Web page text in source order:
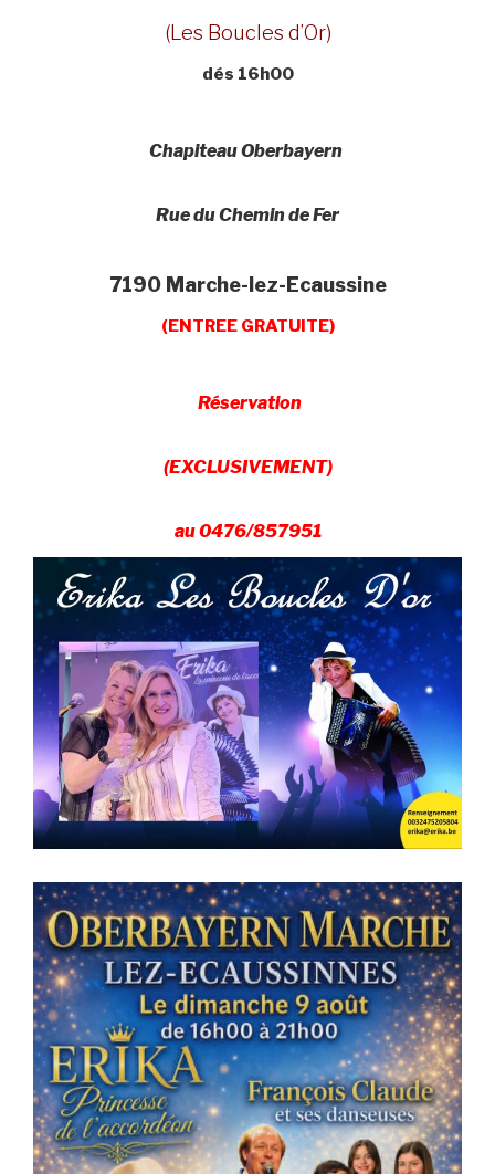
(Les Boucles d’Or)
dés 16h00
Chapiteau Oberbayern
Rue du Chemin de Fer
7190 Marche-lez-Ecaussine
(ENTREE GRATUITE)
Réservation
(EXCLUSIVEMENT)
au 0476/857951